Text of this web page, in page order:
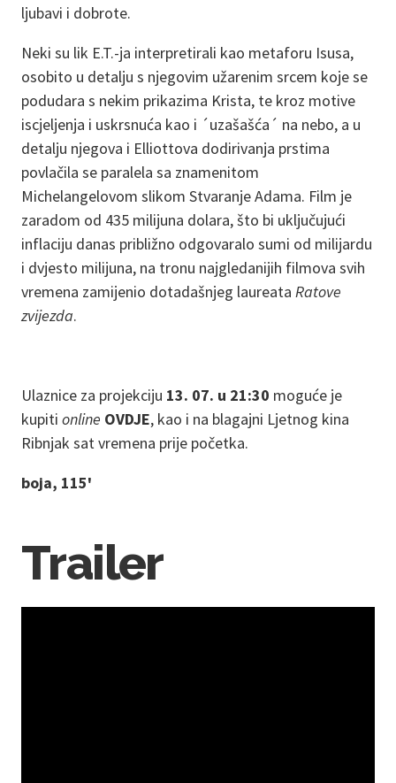
ljubavi i dobrote.
Neki su lik E.T.-ja interpretirali kao metaforu Isusa,
osobito u detalju s njegovim užarenim srcem koje se
podudara s nekim prikazima Krista, te kroz motive
iscjeljenja i uskrsnuća kao i ´uzašašća´ na nebo, a u
detalju njegova i Elliottova dodirivanja prstima
povlačila se paralela sa znamenitom
Michelangelovom slikom Stvaranje Adama. Film je
zaradom od 435 milijuna dolara, što bi uključujući
inflaciju danas približno odgovaralo sumi od milijardu
i dvjesto milijuna, na tronu najgledanijih filmova svih
vremena zamijenio dotadašnjeg laureata Ratove
zvijezda.
Ulaznice za projekciju 13. 07. u 21:30 moguće je
kupiti online OVDJE, kao i na blagajni Ljetnog kina
Ribnjak sat vremena prije početka.
boja, 115'
Trailer